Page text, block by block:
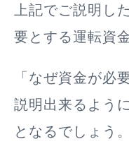
上記でご説明し
要とする運転資
「なぜ資金が必
説明出来るよう
となるでしょう。